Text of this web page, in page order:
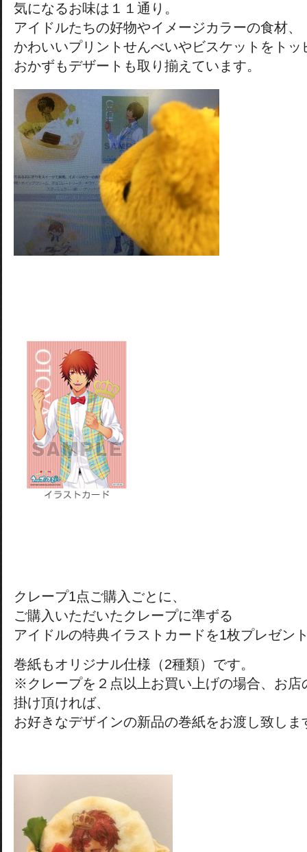
気になるお味は１１通り。
アイドルたちの好物やイメージカラーの食材、
かわいいプリントせんべいやビスケットをトッ
おかずもデザートも取り揃えています。
クレープ1点ご購入ごとに、
ご購入いただいたクレープに準ずる
アイドルの特典イラストカードを1枚プレゼン
巻紙もオリジナル仕様（2種類）です。
※クレープを２点以上お買い上げの場合、お店
掛け頂ければ、
お好きなデザインの新品の巻紙をお渡し致しま